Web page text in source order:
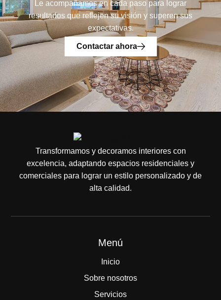
Le acompañamos en cada paso para lograr
resultados que reflejen su visión y superen sus
expectativas.
Contactar ahora
Transformamos y decoramos interiores con
excelencia, adaptando espacios residenciales y
comerciales para lograr un estilo personalizado y de
alta calidad.
Menú
Inicio
Sobre nosotros
Servicios